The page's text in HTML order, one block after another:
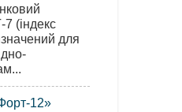
(індекс
для
12»